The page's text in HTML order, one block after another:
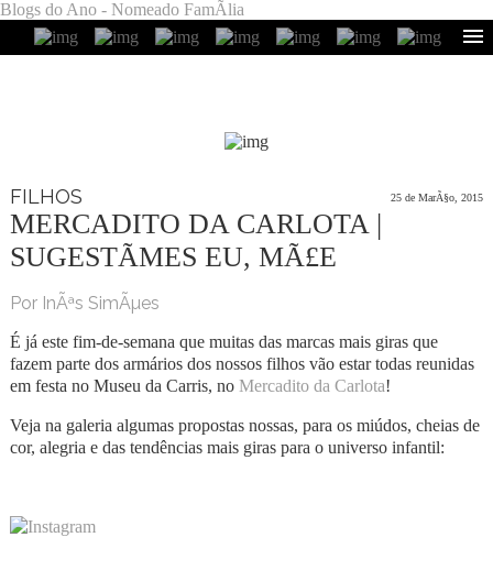
Blogs do Ano - Nomeado FamÃ­lia
FILHOS 25 de MarÃ§o, 2015
MERCADITO DA CARLOTA |
SUGESTÃΜES EU, MÃ£E
Por InÃªs SimÃµes
É já este fim-de-semana que muitas das marcas mais giras que
fazem parte dos armários dos nossos filhos vão estar todas reunidas
em festa no Museu da Carris, no Mercadito da Carlota!
Veja na galeria algumas propostas nossas, para os miúdos, cheias de
cor, alegria e das tendências mais giras para o universo infantil: